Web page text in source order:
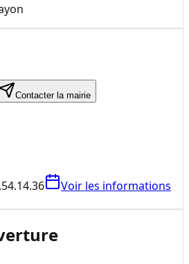
Contacter la mairie
Voir les informations